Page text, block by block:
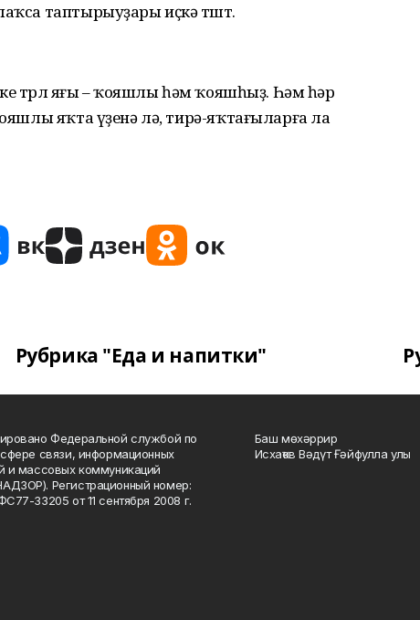
таптырыуҙары иҫкә төштө.
төрлө яғы – ҡояшлы һәм ҡояшһыҙ. Һәм һәр
яҡта үҙенә лә, тирә-яҡтағыларға ла
Рубрика "Еда и напитки"
Федеральной службой по
связи, информационных
и массовых коммуникаций
Регистрационный номер:
33205 от 11 сентября 2008 г.
Баш мөхәррир
Исхаҡов Вәдүт Ғәйфулла улы